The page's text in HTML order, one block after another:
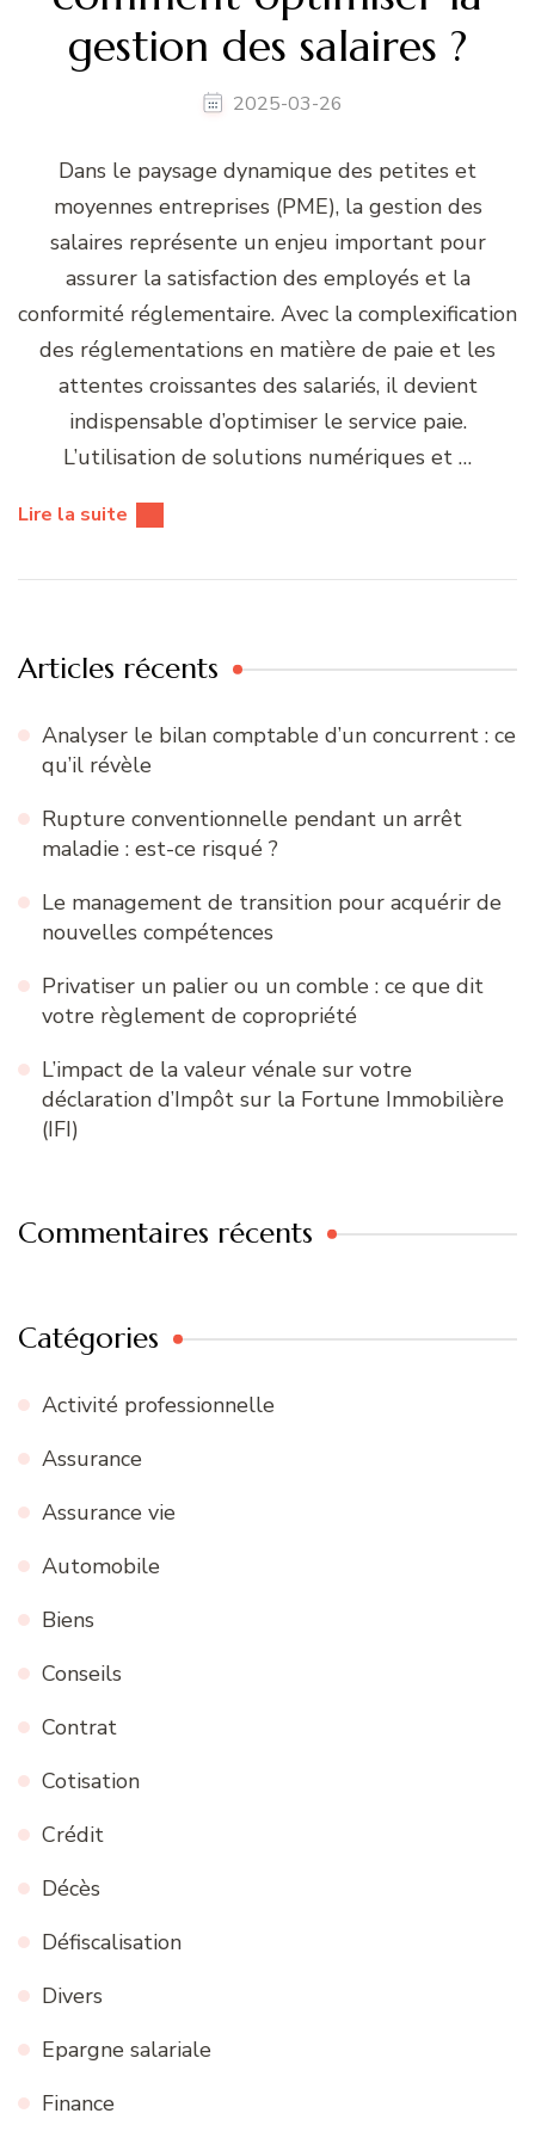
gestion des salaires ?
2025-03-26
Dans le paysage dynamique des petites et
moyennes entreprises (PME), la gestion des
salaires représente un enjeu important pour
assurer la satisfaction des employés et la
conformité réglementaire. Avec la complexification
des réglementations en matière de paie et les
attentes croissantes des salariés, il devient
indispensable d’optimiser le service paie.
L’utilisation de solutions numériques et …
Lire la suite
Articles récents
Analyser le bilan comptable d’un concurrent : ce
qu’il révèle
Rupture conventionnelle pendant un arrêt
maladie : est-ce risqué ?
Le management de transition pour acquérir de
nouvelles compétences
Privatiser un palier ou un comble : ce que dit
votre règlement de copropriété
L’impact de la valeur vénale sur votre
déclaration d’Impôt sur la Fortune Immobilière
(IFI)
Commentaires récents
Catégories
Activité professionnelle
Assurance
Assurance vie
Automobile
Biens
Conseils
Contrat
Cotisation
Crédit
Décès
Défiscalisation
Divers
Epargne salariale
Finance